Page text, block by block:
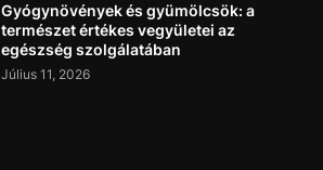
Gyógynövények és gyümölcsök: a
természet értékes vegyületei az
egészség szolgálatában
Július 11, 2026